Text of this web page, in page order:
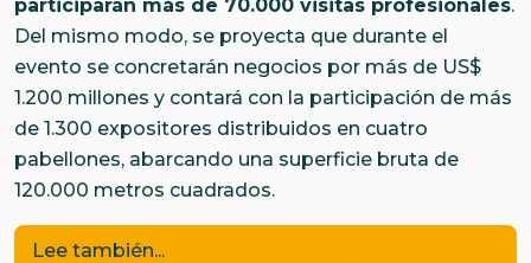
participarán más de 70.000 visitas profesionales.
Del mismo modo, se proyecta que durante el
evento se concretarán negocios por más de US$
1.200 millones y contará con la participación de más
de 1.300 expositores distribuidos en cuatro
pabellones, abarcando una superficie bruta de
120.000 metros cuadrados.
Lee también...